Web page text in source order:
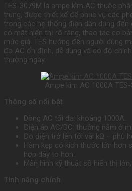
TES-3079M là ampe kìm AC thuộc
trung, được thiết kế để phục vụ các
trong các hệ thống điện dân dụng đến
có mặt hiển thị rõ ràng, thao tác cơ
mức giá. TES hướng đến người dùng
đo AC ổn định, dễ dùng và có độ
thường ngày.
Ampe kìm AC 1000A
Thông số nổi bật
Dòng AC tối đa: khoảng 1000A.
Điện áp AC/DC: thường nằm ở
Đo điện trở lên tới vài kΩ – phù
Hàm kẹp có kích thước lớn hơn
hợp dây to hơn.
Màn hình kỹ thuật số hiển thị
Tính năng chính